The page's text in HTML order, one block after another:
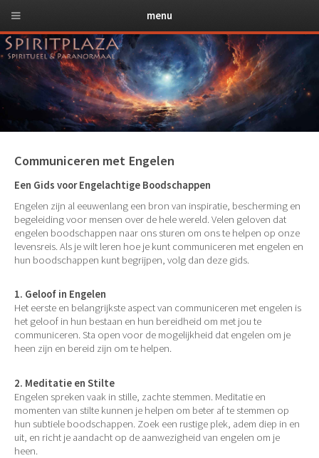
Communiceren met Engelen
Een Gids voor Engelachtige Boodschappen
Engelen zijn al eeuwenlang een bron van inspiratie, bescherming en
begeleiding voor mensen over de hele wereld. Velen geloven dat
engelen boodschappen naar ons sturen om ons te helpen op onze
levensreis. Als je wilt leren hoe je kunt communiceren met engelen en
hun boodschappen kunt begrijpen, volg dan deze gids.
1. Geloof in Engelen
Het eerste en belangrijkste aspect van communiceren met engelen is
het geloof in hun bestaan en hun bereidheid om met jou te
communiceren. Sta open voor de mogelijkheid dat engelen om je
heen zijn en bereid zijn om te helpen.
2. Meditatie en Stilte
Engelen spreken vaak in stille, zachte stemmen. Meditatie en
momenten van stilte kunnen je helpen om beter af te stemmen op
hun subtiele boodschappen. Zoek een rustige plek, adem diep in en
uit, en richt je aandacht op de aanwezigheid van engelen om je
heen.
menu